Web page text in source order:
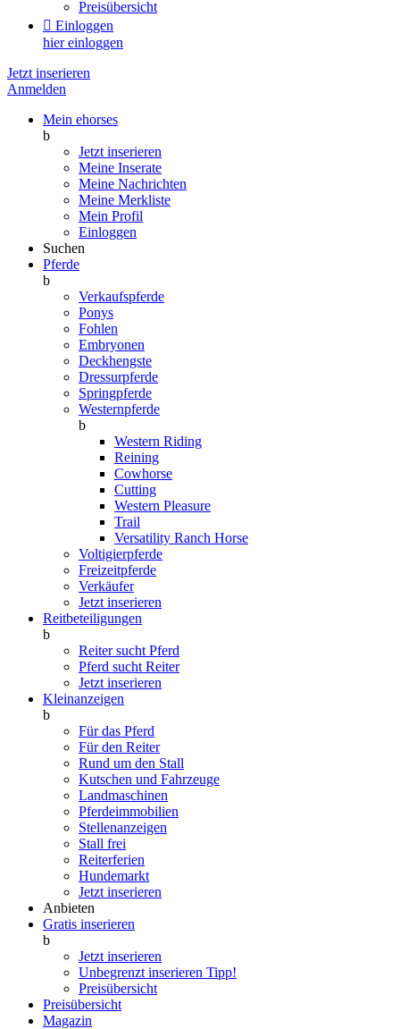
Preisübersicht
 Einloggen
hier einloggen
Jetzt inserieren
Anmelden
Mein ehorses
b
Jetzt inserieren
Meine Inserate
Meine Nachrichten
Meine Merkliste
Mein Profil
Einloggen
Suchen
Pferde
b
Verkaufspferde
Ponys
Fohlen
Embryonen
Deckhengste
Dressurpferde
Springpferde
Westernpferde
b
Western Riding
Reining
Cowhorse
Cutting
Western Pleasure
Trail
Versatility Ranch Horse
Voltigierpferde
Freizeitpferde
Verkäufer
Jetzt inserieren
Reitbeteiligungen
b
Reiter sucht Pferd
Pferd sucht Reiter
Jetzt inserieren
Kleinanzeigen
b
Für das Pferd
Für den Reiter
Rund um den Stall
Kutschen und Fahrzeuge
Landmaschinen
Pferdeimmobilien
Stellenanzeigen
Stall frei
Reiterferien
Hundemarkt
Jetzt inserieren
Anbieten
Gratis inserieren
b
Jetzt inserieren
Unbegrenzt inserieren Tipp!
Preisübersicht
Preisübersicht
Magazin